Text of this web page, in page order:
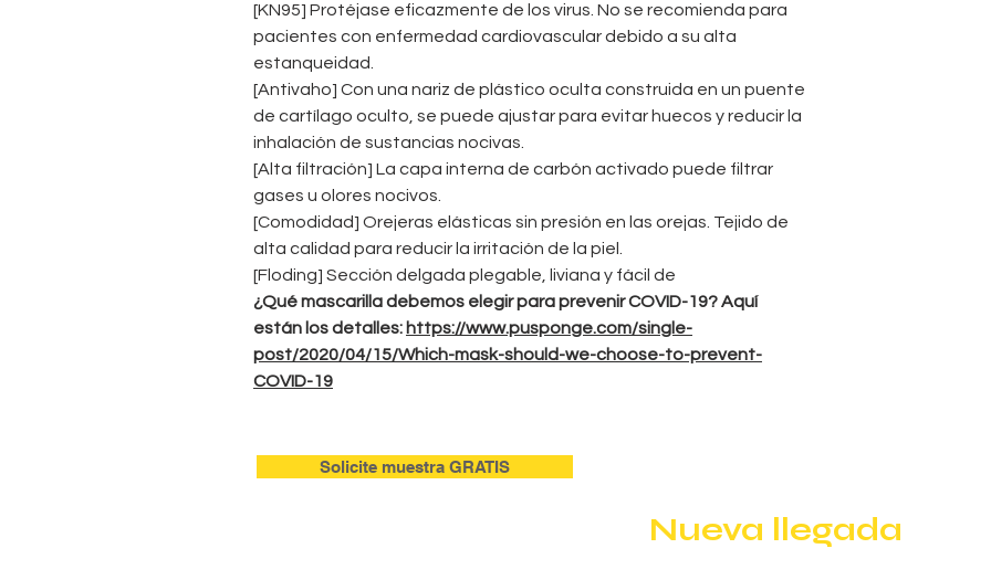
[KN95] Protéjase eficazmente de los virus. No se recomienda para
pacientes con enfermedad cardiovascular debido a su alta
estanqueidad.
[Antivaho] Con una nariz de plástico oculta construida en un puente
de cartílago oculto, se puede ajustar para evitar huecos y reducir la
inhalación de sustancias nocivas.
[Alta filtración] La capa interna de carbón activado puede filtrar
gases u olores nocivos.
[Comodidad] Orejeras elásticas sin presión en las orejas. Tejido de
alta calidad para reducir la irritación de la piel.
[Floding] Sección delgada plegable, liviana y fácil de
¿Qué mascarilla debemos elegir para prevenir COVID-19? Aquí
están los detalles: https://www.pusponge.com/single-
post/2020/04/15/Which-mask-should-we-choose-to-prevent-
COVID-19
Solicite muestra GRATIS
Nueva llegada